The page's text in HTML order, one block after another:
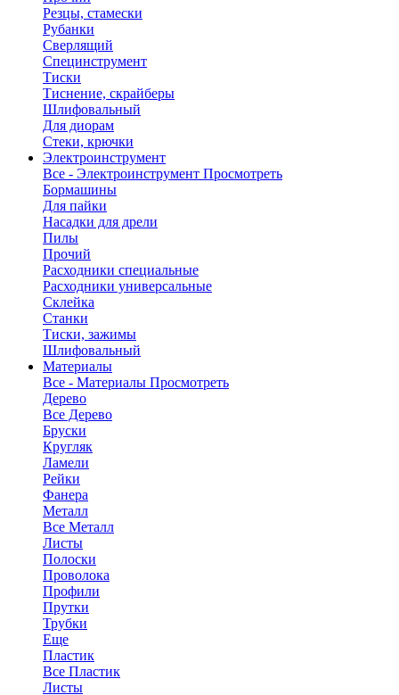
Резцы, стамески
Рубанки
Сверлящий
Специнструмент
Тиски
Тиснение, скрайберы
Шлифовальный
Для диорам
Стеки, крючки
Электроинструмент
Все - Электроинструмент Просмотреть
Бормашины
Для пайки
Насадки для дрели
Пилы
Прочий
Расходники специальные
Расходники универсальные
Склейка
Станки
Тиски, зажимы
Шлифовальный
Материалы
Все - Материалы Просмотреть
Дерево
Все Дерево
Бруски
Кругляк
Ламели
Рейки
Фанера
Металл
Все Металл
Листы
Полоски
Проволока
Профили
Прутки
Трубки
Еще
Пластик
Все Пластик
Листы